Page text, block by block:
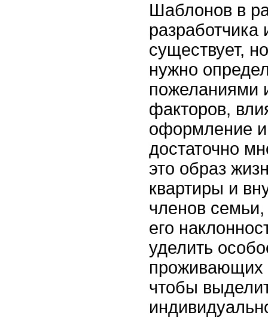
Шаблонов в
разработчика
существует,
нужно
пожеланиями
факторов,
оформление
достаточно
это образ
квартиры и
членов семьи,
его
уделить
проживающих
чтобы